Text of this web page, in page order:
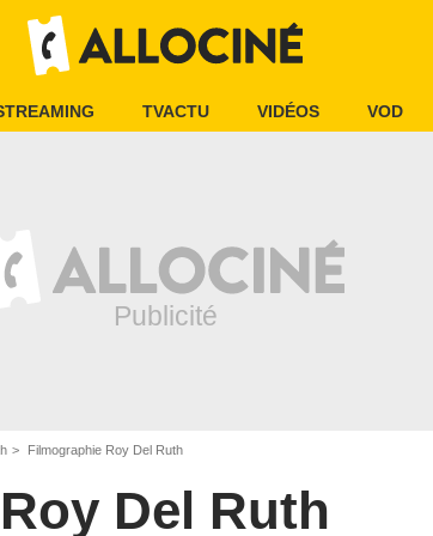
TVACTU VIDÉOS VOD
Filmographie Roy Del Ruth
Roy Del Ruth